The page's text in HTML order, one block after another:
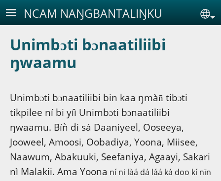
Aller au contenu principal
NCAM NAŊGBANTALIŊKU
Unimbɔti bɔnaatiliibi
ŋwaamu
Unimbɔti bɔnaatiliibi bin kaa ŋmàn̄ tibɔti
tikpilee ní bi yíì Unimbɔti bɔnaatiliibi
ŋwaamu. Bíǹ di sá Daaniyeel, Ooseeya,
Jooweel, Amoosi, Oobadiya, Yoona, Miisee,
Naawum, Abakuuki, Seefaniya, Agaayi, Sakari
nì Malakii. Ama Yoona ní ni làá dá láá ká doo kí nīn